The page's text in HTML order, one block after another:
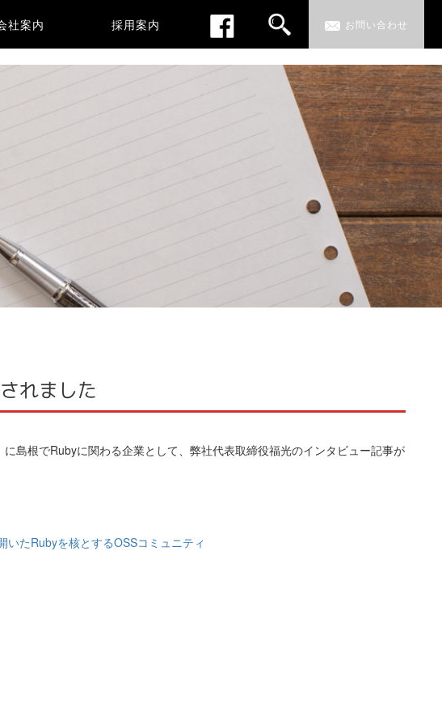
社案内 採用案内 お問い合わせ
れました
に島根でRubyに関わる企業として、弊社代表取締役福光のインタビュー記事が
たRubyを核とするOSSコミュニティ